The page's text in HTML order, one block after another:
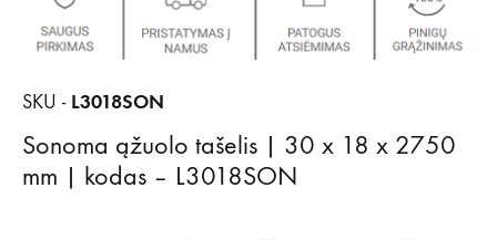
SKU - L3018SON
Sonoma ąžuolo tašelis | 30 x 18 x 2750
mm | kodas – L3018SON